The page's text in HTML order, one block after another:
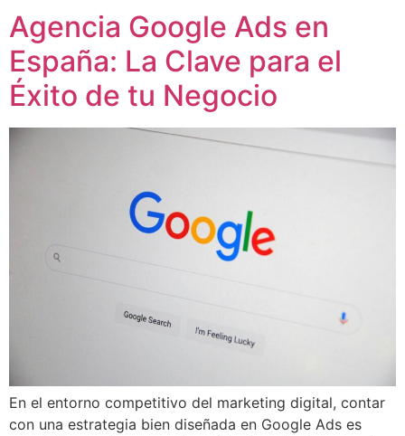
Agencia Google Ads en
España: La Clave para el
Éxito de tu Negocio
En el entorno competitivo del marketing digital, contar
con una estrategia bien diseñada en Google Ads es